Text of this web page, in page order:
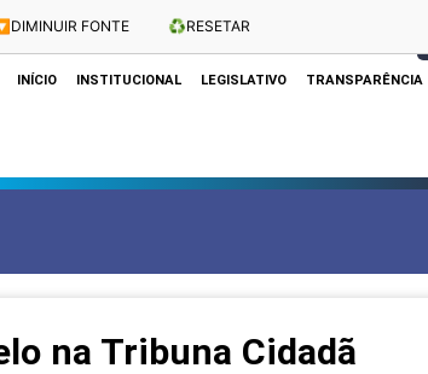
DIMINUIR FONTE ♻️RESETAR
Dias e Horários das Sessões: Terças e Quartas às 10h
INÍCIO INSTITUCIONAL LEGISLATIVO TRANSPARÊNCIA
na Tribuna Cidadã